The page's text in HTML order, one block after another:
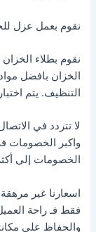
نقوم بعمل عزل
نقوم بطلاء
الخزان بافضل
التنظيف. يتم
لا تتردد في
واكبر الخصومات
الخصومات إلى أكثر
اسعارنا غير مرهقة
فقط فـ راحة
والحفاظ على